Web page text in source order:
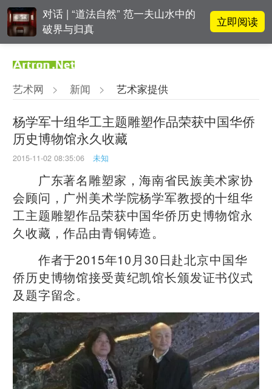
对话 | “道法自然” 范一夫山水中的
破界与归真
立即阅读
值
春雨斋主人房茂梁：“好运气”的90
后古玩经纪人
艺术网 > 新闻 > 艺术家提供
杨学军十组华工主题雕塑作品荣获中国华侨
历史博物馆永久收藏
2015-11-02 08:35:06 未知
广东著名雕塑家，海南省民族美术家协
会顾问，广州美术学院杨学军教授的十组华
工主题雕塑作品荣获中国华侨历史博物馆永
久收藏，作品由青铜铸造。
作者于2015年10月30日赴北京中国华
侨历史博物馆接受黄纪凯馆长颁发证书仪式
及题字留念。